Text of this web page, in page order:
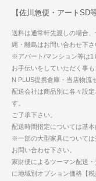
【佐川急便・アートSD
送料は通常軒先渡しの場合
縄・離島はお問い合わせ下
※アパート/マンション等は1
お手伝いをしていただく事
N PLUS提携倉庫・当店物流
配送会社は商品別に各々設
す。
ご了承下さい。
配送時間指定については基
※一部の大型家具については
お問い合わせ下さい。
家財便によるツーマン配送
に地域別オプション価格【